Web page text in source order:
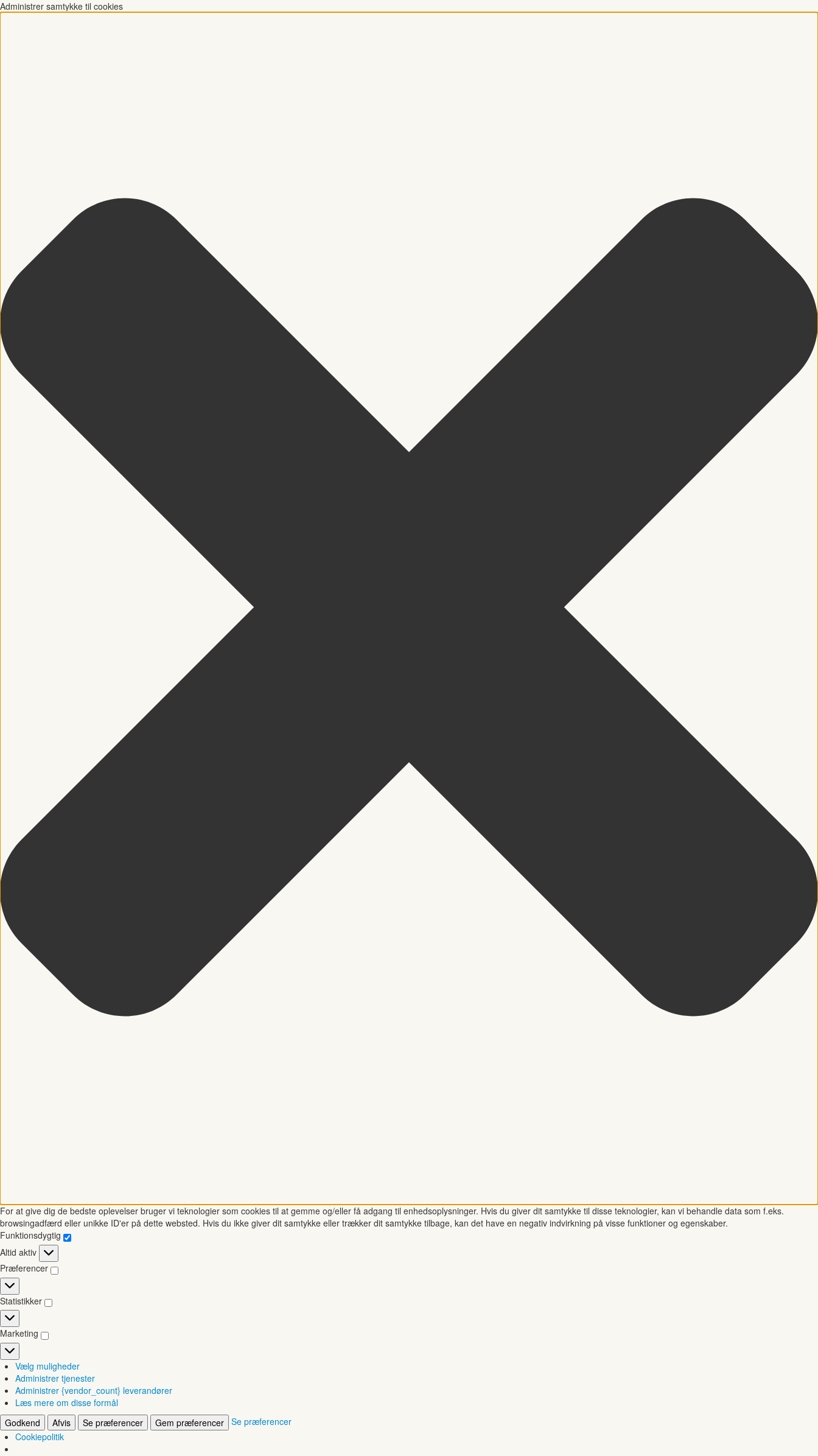
Administrer samtykke til cookies
For at give dig de bedste oplevelser bruger vi teknologier som cookies til at gemme og/eller få adgang til enhedsoplysninger. Hvis du giver dit samtykke til disse teknologier, kan vi behandle data som f.eks.
browsingadfærd eller unikke ID'er på dette websted. Hvis du ikke giver dit samtykke eller trækker dit samtykke tilbage, kan det have en negativ indvirkning på visse funktioner og egenskaber.
Funktionsdygtig
Funktionsdygtig
Altid aktiv
Præferencer
Præferencer
Statistikker
Statistikker
Marketing
Marketing
Vælg muligheder
Administrer tjenester
Administrer {vendor_count} leverandører
Læs mere om disse formål
Godkend
Afvis Se præferencer Gem præferencer Se præferencer
Cookiepolitik